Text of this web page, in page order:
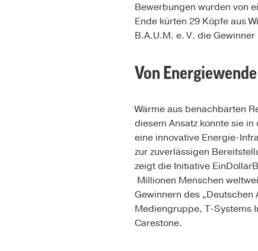
Bewerbungen wurden von
Ende kürten 29 Köpfe aus
B.A.U.M. e. V. die
Von
Wärme aus benachbarten
diesem Ansatz konnte sie
eine innovative Energie-
zur zuverlässigen
zeigt die Initiative
Millionen Menschen
Gewinnern des
Mediengruppe, T-Systems
Carestone.